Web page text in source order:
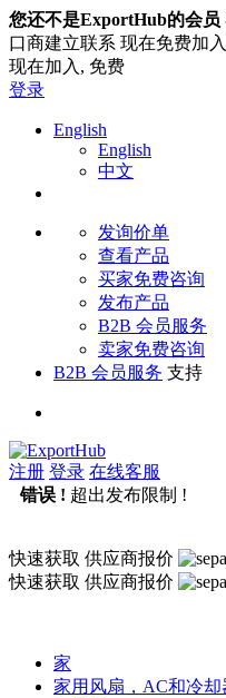
您还不是ExportHub的会员
口商建立联系 现在免费加入
现在加入, 免费
登录
English
English
中文
发询价单
查看产品
买家免费咨询
发布产品
B2B 会员服务
卖家免费咨询
B2B 会员服务 支持
注册 登录 在线客服
错误 ! 超出发布限制 !
快速获取 供应商报价
快速获取 供应商报价
家
家用风扇，AC和冷却